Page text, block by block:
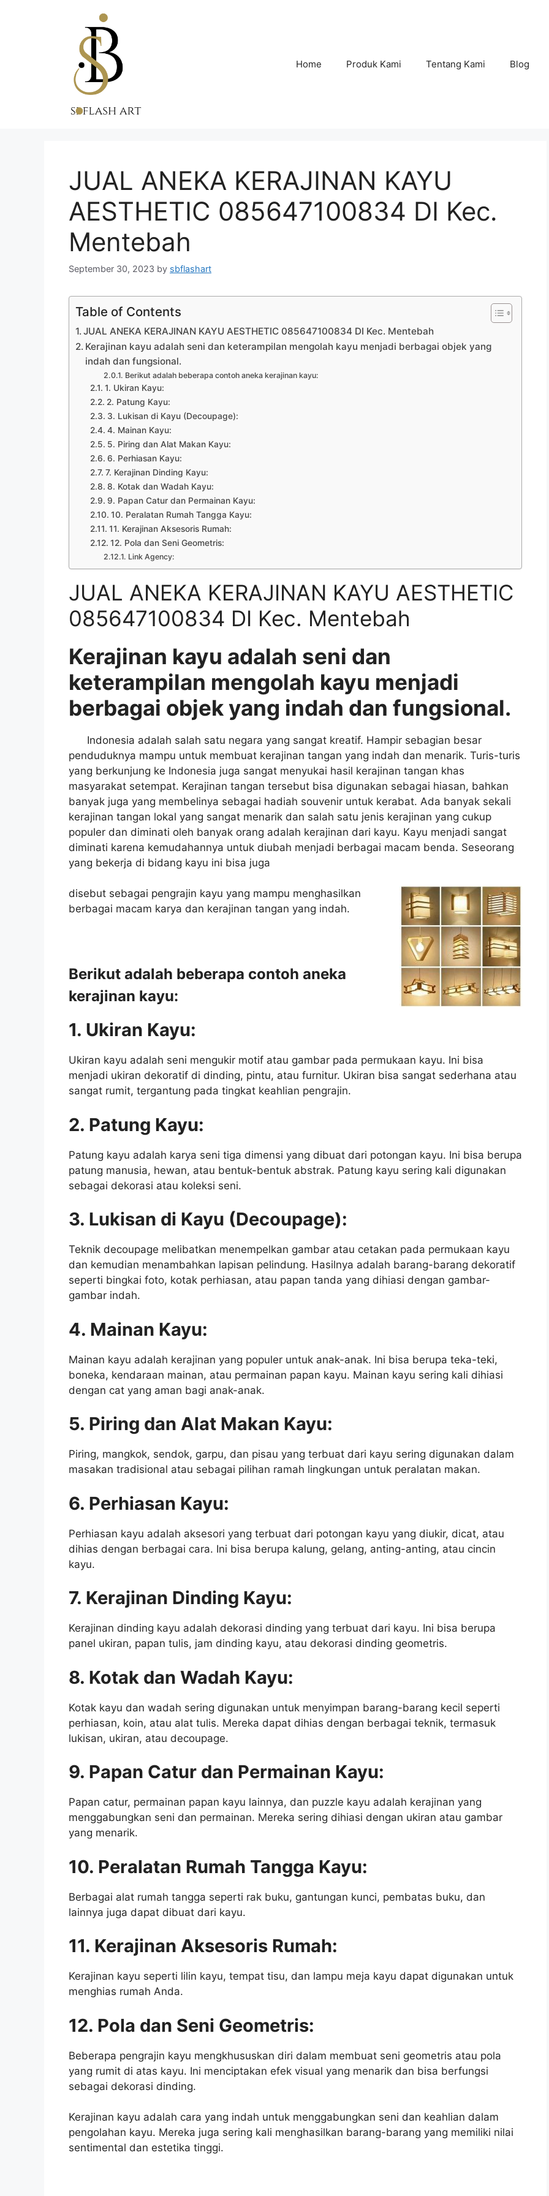
Home Produk Kami Tentang Kami Blog
JUAL ANEKA KERAJINAN KAYU
AESTHETIC 085647100834 DI Kec.
Mentebah
September 30, 2023 by sbflashart
Table of Contents
JUAL ANEKA KERAJINAN KAYU AESTHETIC 085647100834 DI Kec. Mentebah
Kerajinan kayu adalah seni dan keterampilan mengolah kayu menjadi berbagai objek yang
indah dan fungsional.
Berikut adalah beberapa contoh aneka kerajinan kayu:
1. Ukiran Kayu:
2. Patung Kayu:
3. Lukisan di Kayu (Decoupage):
4. Mainan Kayu:
5. Piring dan Alat Makan Kayu:
6. Perhiasan Kayu:
7. Kerajinan Dinding Kayu:
8. Kotak dan Wadah Kayu:
9. Papan Catur dan Permainan Kayu:
10. Peralatan Rumah Tangga Kayu:
11. Kerajinan Aksesoris Rumah:
12. Pola dan Seni Geometris:
Link Agency:
JUAL ANEKA KERAJINAN KAYU AESTHETIC
085647100834 DI Kec. Mentebah
Kerajinan kayu adalah seni dan
keterampilan mengolah kayu menjadi
berbagai objek yang indah dan fungsional.
Indonesia adalah salah satu negara yang sangat kreatif. Hampir sebagian besar
penduduknya mampu untuk membuat kerajinan tangan yang indah dan menarik. Turis-turis
yang berkunjung ke Indonesia juga sangat menyukai hasil kerajinan tangan khas
masyarakat setempat. Kerajinan tangan tersebut bisa digunakan sebagai hiasan, bahkan
banyak juga yang membelinya sebagai hadiah souvenir untuk kerabat. Ada banyak sekali
kerajinan tangan lokal yang sangat menarik dan salah satu jenis kerajinan yang cukup
populer dan diminati oleh banyak orang adalah kerajinan dari kayu. Kayu menjadi sangat
diminati karena kemudahannya untuk diubah menjadi berbagai macam benda. Seseorang
yang bekerja di bidang kayu ini bisa juga
disebut sebagai pengrajin kayu yang mampu menghasilkan
berbagai macam karya dan kerajinan tangan yang indah.
Berikut adalah beberapa contoh aneka
kerajinan kayu:
1. Ukiran Kayu:
Ukiran kayu adalah seni mengukir motif atau gambar pada permukaan kayu. Ini bisa
menjadi ukiran dekoratif di dinding, pintu, atau furnitur. Ukiran bisa sangat sederhana atau
sangat rumit, tergantung pada tingkat keahlian pengrajin.
2. Patung Kayu:
Patung kayu adalah karya seni tiga dimensi yang dibuat dari potongan kayu. Ini bisa berupa
patung manusia, hewan, atau bentuk-bentuk abstrak. Patung kayu sering kali digunakan
sebagai dekorasi atau koleksi seni.
3. Lukisan di Kayu (Decoupage):
Teknik decoupage melibatkan menempelkan gambar atau cetakan pada permukaan kayu
dan kemudian menambahkan lapisan pelindung. Hasilnya adalah barang-barang dekoratif
seperti bingkai foto, kotak perhiasan, atau papan tanda yang dihiasi dengan gambar-
gambar indah.
4. Mainan Kayu:
Mainan kayu adalah kerajinan yang populer untuk anak-anak. Ini bisa berupa teka-teki,
boneka, kendaraan mainan, atau permainan papan kayu. Mainan kayu sering kali dihiasi
dengan cat yang aman bagi anak-anak.
5. Piring dan Alat Makan Kayu:
Piring, mangkok, sendok, garpu, dan pisau yang terbuat dari kayu sering digunakan dalam
masakan tradisional atau sebagai pilihan ramah lingkungan untuk peralatan makan.
6. Perhiasan Kayu:
Perhiasan kayu adalah aksesori yang terbuat dari potongan kayu yang diukir, dicat, atau
dihias dengan berbagai cara. Ini bisa berupa kalung, gelang, anting-anting, atau cincin
kayu.
7. Kerajinan Dinding Kayu:
Kerajinan dinding kayu adalah dekorasi dinding yang terbuat dari kayu. Ini bisa berupa
panel ukiran, papan tulis, jam dinding kayu, atau dekorasi dinding geometris.
8. Kotak dan Wadah Kayu:
Kotak kayu dan wadah sering digunakan untuk menyimpan barang-barang kecil seperti
perhiasan, koin, atau alat tulis. Mereka dapat dihias dengan berbagai teknik, termasuk
lukisan, ukiran, atau decoupage.
9. Papan Catur dan Permainan Kayu:
Papan catur, permainan papan kayu lainnya, dan puzzle kayu adalah kerajinan yang
menggabungkan seni dan permainan. Mereka sering dihiasi dengan ukiran atau gambar
yang menarik.
10. Peralatan Rumah Tangga Kayu:
Berbagai alat rumah tangga seperti rak buku, gantungan kunci, pembatas buku, dan
lainnya juga dapat dibuat dari kayu.
11. Kerajinan Aksesoris Rumah:
Kerajinan kayu seperti lilin kayu, tempat tisu, dan lampu meja kayu dapat digunakan untuk
menghias rumah Anda.
12. Pola dan Seni Geometris:
Beberapa pengrajin kayu mengkhususkan diri dalam membuat seni geometris atau pola
yang rumit di atas kayu. Ini menciptakan efek visual yang menarik dan bisa berfungsi
sebagai dekorasi dinding.
Kerajinan kayu adalah cara yang indah untuk menggabungkan seni dan keahlian dalam
pengolahan kayu. Mereka juga sering kali menghasilkan barang-barang yang memiliki nilai
sentimental dan estetika tinggi.